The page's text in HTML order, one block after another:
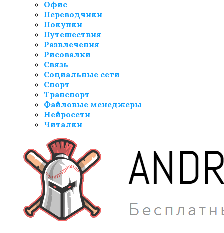
Офис
Переводчики
Покупки
Путешествия
Развлечения
Рисовалки
Связь
Социальные сети
Спорт
Транспорт
Файловые менеджеры
Нейросети
Читалки